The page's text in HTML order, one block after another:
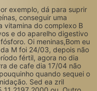
exemplo, dá para suprir
conseguir uma
vitamina do complexo B
e do aparelho digestivo
Oi meninas,Bom eu
M foi 24/03, depois não
fértil, agora no dia
de cafe dia 17/04 não
quando sequei o
Sed ea zril